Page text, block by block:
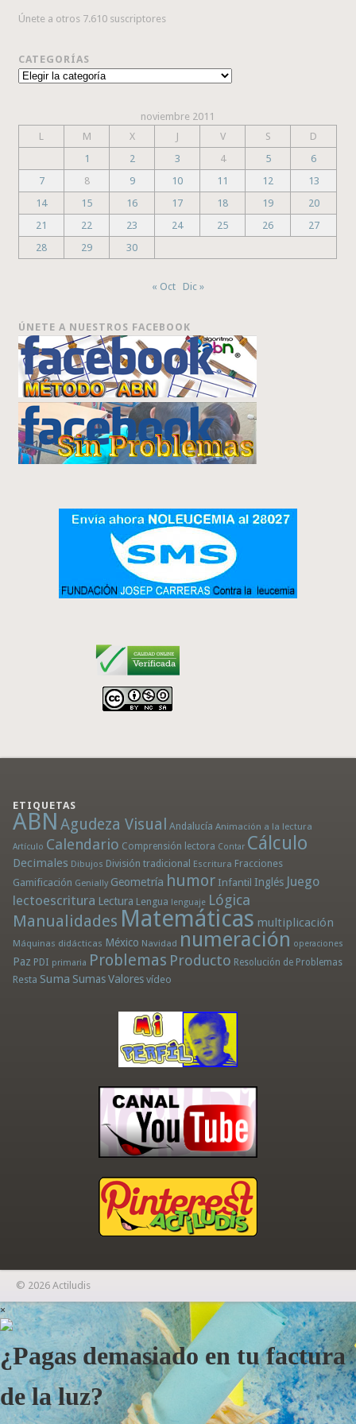
Únete a otros 7.610 suscriptores
CATEGORÍAS
Categorías
noviembre 2011
L
M X J V S
D
1
2 3 4 5
6
7
8 9 10 11 12
13
14
15 16 17 18 19
20
21
22 23 24 25 26
27
28
29 30
« Oct Dic »
ÚNETE A NUESTROS FACEBOOK
ETIQUETAS
ABN Agudeza Visual Andalucía Animación a la lectura
Artículo Calendario Comprensión lectora Contar Cálculo
Decimales Dibujos División tradicional Escritura Fracciones
Gamificación Genially Geometría humor Infantil Inglés Juego
lectoescritura Lectura Lengua lenguaje Lógica
Manualidades Matemáticas multiplicación
Máquinas didácticas México Navidad numeración operaciones
Paz PDI primaria Problemas Producto Resolución de Problemas
Resta Suma Sumas Valores vídeo
© 2026 Actiludis
×
¿Pagas demasiado en tu factura
de la luz?